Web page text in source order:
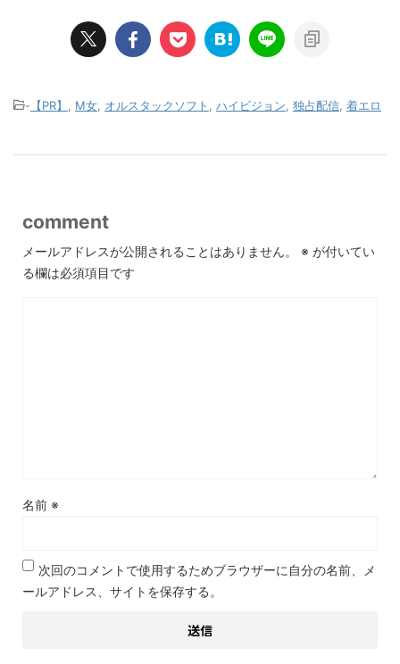
- 【PR】 M女 オルスタックソフト ハイビジョン 独占配信 着エロ
comment
メールアドレスが公開されることはありません。 ※ が付いてい
る欄は必須項目です
名前 ※
次回のコメントで使用するためブラウザーに自分の名前、メ
ールアドレス、サイトを保存する。